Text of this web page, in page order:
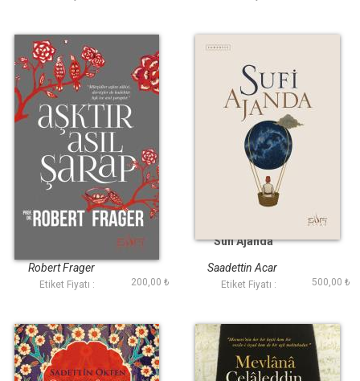
Robert Frager
Etiket Fiyatı : 200,00 ₺
Sufi Ajanda
Saadettin Acar
Etiket Fiyatı : 500,00 ₺